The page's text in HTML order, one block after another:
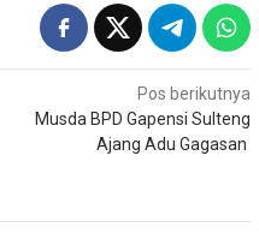
Pos berikutnya
Musda BPD Gapensi Sulteng
Ajang Adu Gagasan